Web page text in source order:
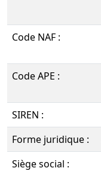
Code NAF :
Code APE :
SIREN :
Forme juridique :
Siège social :